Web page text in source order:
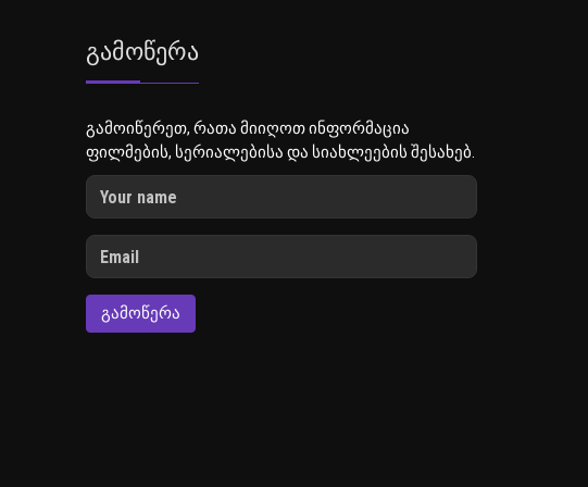
Გამოწერა
გამოიწერეთ, რათა მიიღოთ ინფორმაცია
ფილმების, სერიალებისა და სიახლეების შესახებ.
ᲒᲐᲛᲝᲬᲔᲠᲐ